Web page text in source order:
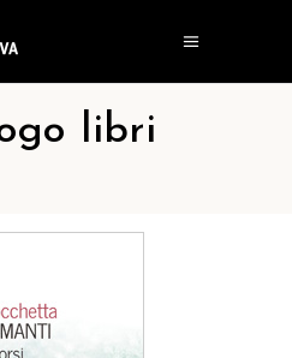
libri